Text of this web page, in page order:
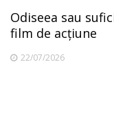
Odiseea sau
film de acțiune
22/07/2026